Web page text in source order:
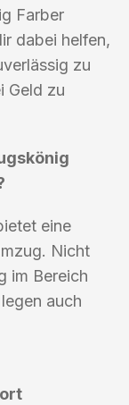
Farber
dabei helfen,
zu
Geld zu
eine
Nicht
im Bereich
auch